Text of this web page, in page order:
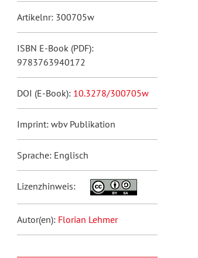
Artikelnr: 300705w
ISBN E-Book (PDF):
9783763940172
DOI (E-Book): 10.3278/300705w
Imprint: wbv Publikation
Sprache: Englisch
Lizenzhinweis:
Autor(en): Florian Lehmer